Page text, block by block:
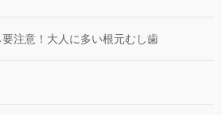
注意！大人に多い根元むし歯